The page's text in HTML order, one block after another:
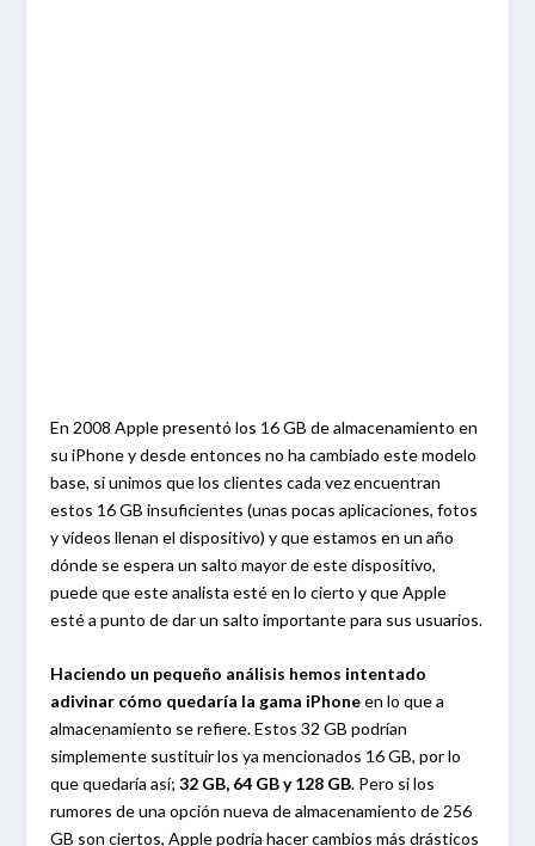
En 2008 Apple presentó los 16 GB de almacenamiento en
su iPhone y desde entonces no ha cambiado este modelo
base, si unimos que los clientes cada vez encuentran
estos 16 GB insuficientes (unas pocas aplicaciones, fotos
y vídeos llenan el dispositivo) y que estamos en un año
dónde se espera un salto mayor de este dispositivo,
puede que este analista esté en lo cierto y que Apple
esté a punto de dar un salto importante para sus usuarios.
Haciendo un pequeño análisis hemos intentado
adivinar cómo quedaría la gama iPhoneen lo que a
almacenamiento se refiere. Estos 32 GB podrían
simplemente sustituir los ya mencionados 16 GB, por lo
que quedaría así;32 GB, 64 GB y 128 GB. Pero si los
rumores de una opción nueva de almacenamiento de 256
GB son ciertos, Apple podría hacer cambios más drásticos